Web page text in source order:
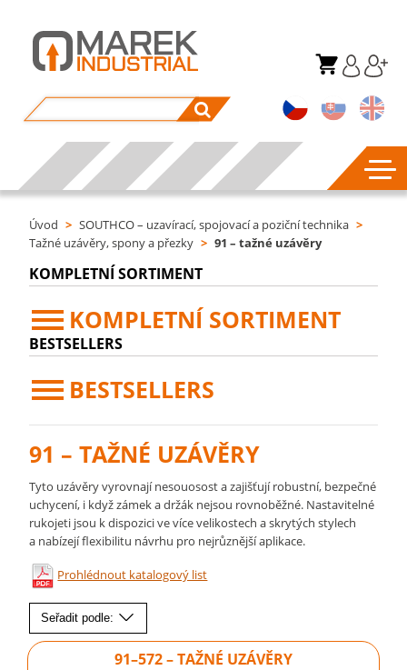
Úvod > SOUTHCO – uzavírací, spojovací a poziční technika >
Tažné uzávěry, spony a přezky > 91 – tažné uzávěry
KOMPLETNÍ SORTIMENT
KOMPLETNÍ SORTIMENT
BESTSELLERS
BESTSELLERS
91 – TAŽNÉ UZÁVĚRY
Tyto uzávěry vyrovnají nesouosost a zajišťují robustní, bezpečné
uchycení, i když zámek a držák nejsou rovnoběžné. Nastavitelné
rukojeti jsou k dispozici ve více velikostech a skrytých stylech
a nabízejí flexibilitu návrhu pro nejrůznější aplikace.
Prohlédnout katalogový list
Seřadit podle:
91–572 – TAŽNÉ UZÁVĚRY